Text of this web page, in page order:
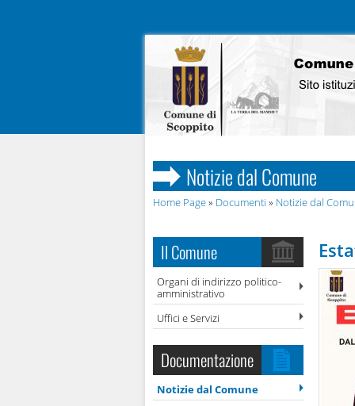
Notizie dal Comune
Home Page» Documenti » Notizie dal
Il Comune
Organi di indirizzo politico-
amministrativo
Uffici e Servizi
Documentazione
Notizie dal Comune